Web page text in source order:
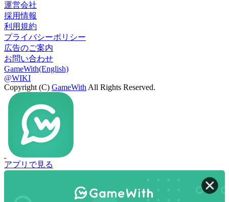
運営会社
採用情報
利用規約
プライバシーポリシー
広告のご案内
お問い合わせ
GameWith(English)
@WIKI
Copyright (C) GameWith All Rights Reserved.
アプリで見る